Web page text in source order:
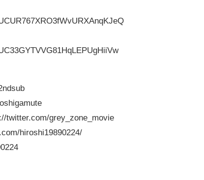
twitter.com/grey_zone_movie
hiroshi19890224/